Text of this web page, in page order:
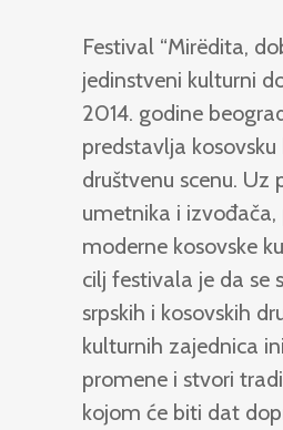
Festival “Mirëdita,
jedinstveni kulturni
2014. godine
predstavlja kosovsku
društvenu scenu. Uz
umetnika i izvođača,
moderne kosovske
cilj festivala je da se
srpskih i kosovskih
kulturnih zajednica
promene i stvori
kojom će biti dat